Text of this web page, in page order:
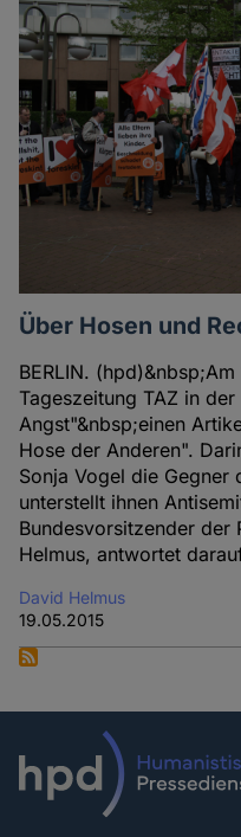
Über Hosen und
BERLIN.
Tageszeitung TAZ in
Angst"&nbsp;einen
Hose der Anderen".
Sonja Vogel die Gegner
unterstellt ihnen
Bundesvorsitzender der
Helmus, antwortet
David Helmus
19.05.2015